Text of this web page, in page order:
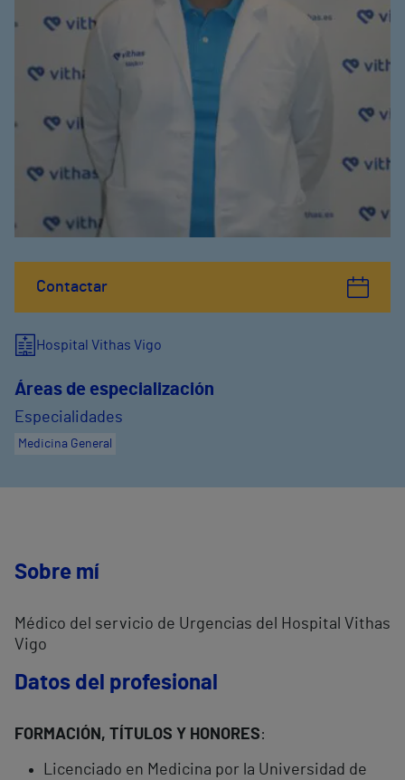
Contactar
Hospital Vithas Vigo
Áreas de especialización
Especialidades
Medicina General
Sobre mí
Médico del servicio de Urgencias del Hospital Vithas
Vigo
Datos del profesional
FORMACIÓN, TÍTULOS Y HONORES:
Licenciado en Medicina por la Universidad de